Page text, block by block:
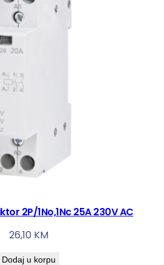
2P/1No,1Nc 25A 230V AC
26,10 KM
Dodaj u korpu